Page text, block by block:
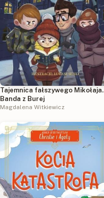
Tajemnica fałszywego Mikołaja.
Banda z Burej
Magdalena Witkiewicz